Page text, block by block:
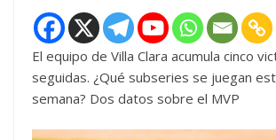
El equipo de Villa Clara acumula cinco
seguidas. ¿Qué subseries se juegan
semana? Dos datos sobre el MVP